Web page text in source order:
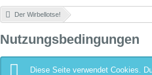
Der Wirbellotse!
Nutzungsbedingungen
Diese Seite verwendet Cookies.